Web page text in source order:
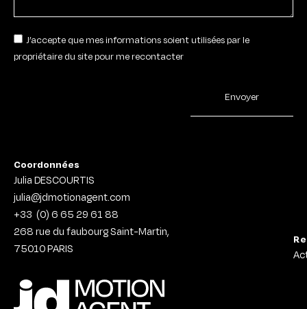
J’accepte que mes informations soient utilisées par le
propriétaire du site pour me recontacter
Envoyer
Coordonnées
Julia DESCOURTIS
julia@jdmotionagent.com
+33 (0) 6 65 29 61 88
268 rue du faubourg Saint-Martin,
75010PARIS